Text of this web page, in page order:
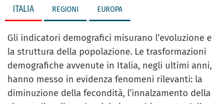
ITALIA REGIONI EUROPA
Gli indicatori demografici misurano l’evoluzione e
la struttura della popolazione. Le trasformazioni
demografiche avvenute in Italia, negli ultimi anni,
hanno messo in evidenza fenomeni rilevanti: la
diminuzione della fecondità, l’innalzamento della